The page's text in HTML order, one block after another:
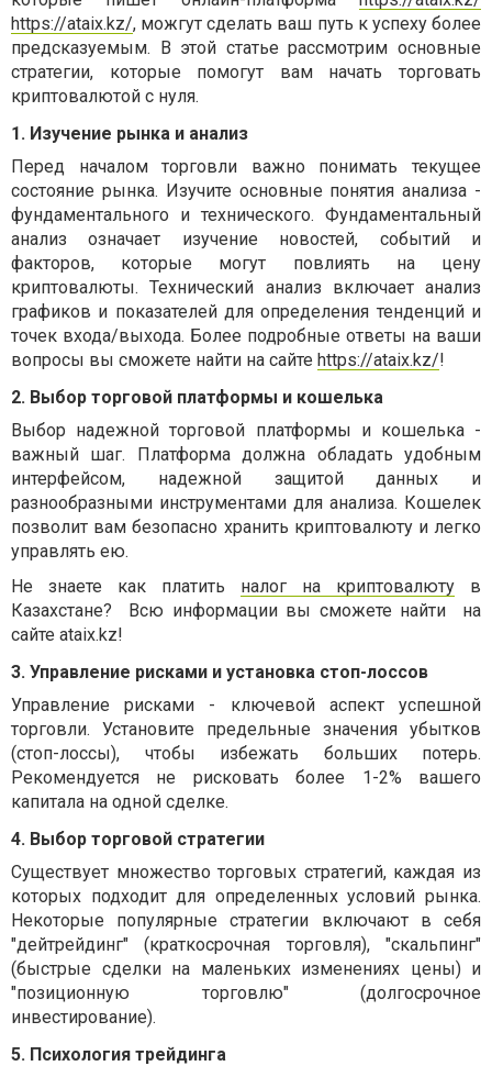
https://ataix.kz/, можгут сделать ваш путь к успеху более
предсказуемым. В этой статье рассмотрим основные
стратегии, которые помогут вам начать торговать
криптовалютой с нуля.
1. Изучение рынка и анализ
Перед началом торговли важно понимать текущее
состояние рынка. Изучите основные понятия анализа -
фундаментального и технического. Фундаментальный
анализ означает изучение новостей, событий и
факторов, которые могут повлиять на цену
криптовалюты. Технический анализ включает анализ
графиков и показателей для определения тенденций и
точек входа/выхода. Более подробные ответы на ваши
вопросы вы сможете найти на сайте https://ataix.kz/!
2. Выбор торговой платформы и кошелька
Выбор надежной торговой платформы и кошелька -
важный шаг. Платформа должна обладать удобным
интерфейсом, надежной защитой данных и
разнообразными инструментами для анализа. Кошелек
позволит вам безопасно хранить криптовалюту и легко
управлять ею.
Не знаете как платить налог на криптовалюту в
Казахстане? Всю информации вы сможете найти на
сайте ataix.kz!
3. Управление рисками и установка стоп-лоссов
Управление рисками - ключевой аспект успешной
торговли. Установите предельные значения убытков
(стоп-лоссы), чтобы избежать больших потерь.
Рекомендуется не рисковать более 1-2% вашего
капитала на одной сделке.
4. Выбор торговой стратегии
Существует множество торговых стратегий, каждая из
которых подходит для определенных условий рынка.
Некоторые популярные стратегии включают в себя
"дейтрейдинг" (краткосрочная торговля), "скальпинг"
(быстрые сделки на маленьких изменениях цены) и
"позиционную торговлю" (долгосрочное
инвестирование).
5. Психология трейдинга